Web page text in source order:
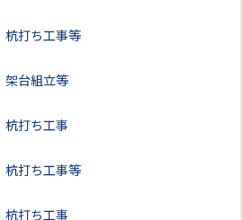
杭打ち工事等
架台組立等
杭打ち工事
杭打ち工事等
杭打ち工事